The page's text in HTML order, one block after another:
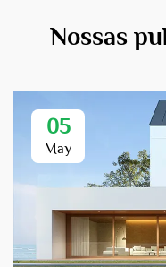
Nossas
05
May